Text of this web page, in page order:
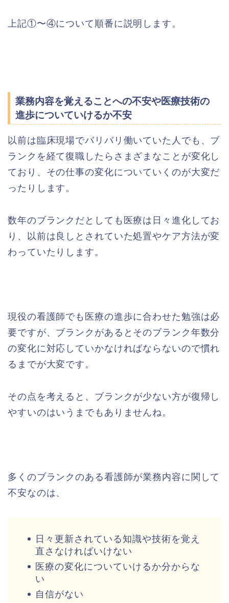
上記①〜④について順番に説明します。
業務内容を覚えることへの不安や医療技術の
進歩についていけるか不安
以前は臨床現場でバリバリ働いていた人でも、ブ
ランクを経て復職したらさまざまなことが変化し
ており、その仕事の変化についていくのが大変だ
ったりします。
数年のブランクだとしても医療は日々進化してお
り、以前は良しとされていた処置やケア方法が変
わっていたりします。
現役の看護師でも医療の進歩に合わせた勉強は必
要ですが、ブランクがあるとそのブランク年数分
の変化に対応していかなければならないので慣れ
るまでが大変です。
その点を考えると、ブランクが少ない方が復帰し
やすいのはいうまでもありませんね。
多くのブランクのある看護師が業務内容に関して
不安なのは、
日々更新されている知識や技術を覚え
直さなければいけない
医療の変化についていけるか分からな
い
自信がない